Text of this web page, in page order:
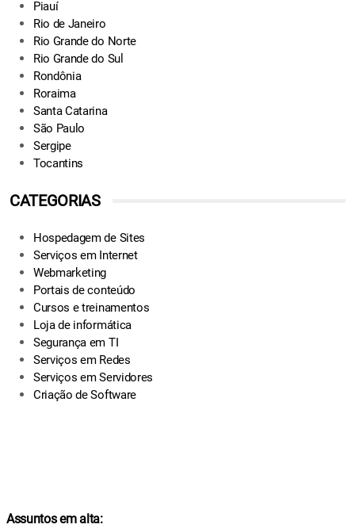
Piauí
Rio de Janeiro
Rio Grande do Norte
Rio Grande do Sul
Rondônia
Roraima
Santa Catarina
São Paulo
Sergipe
Tocantins
CATEGORIAS
Hospedagem de Sites
Serviços em Internet
Webmarketing
Portais de conteúdo
Cursos e treinamentos
Loja de informática
Segurança em TI
Serviços em Redes
Serviços em Servidores
Criação de Software
Assuntos em alta: